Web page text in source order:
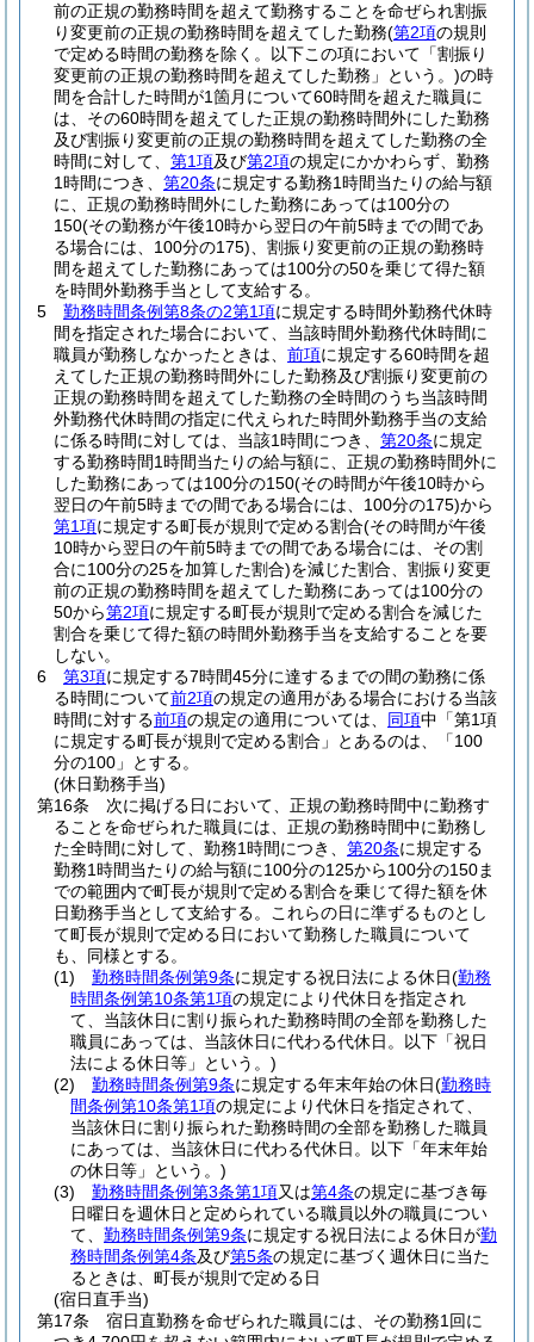
前の正規の勤務時間を超えて勤務することを命ぜられ割振
り変更前の正規の勤務時間を超えてした勤務(第2項の規則
で定める時間の勤務を除く。以下この項において「割振り
変更前の正規の勤務時間を超えてした勤務」という。)の時
間を合計した時間が1箇月について60時間を超えた職員に
は、その60時間を超えてした正規の勤務時間外にした勤務
及び割振り変更前の正規の勤務時間を超えてした勤務の全
時間に対して、 第1項及び第2項の規定にかかわらず、勤務
1時間につき、 第20条に規定する勤務1時間当たりの給与額
に、正規の勤務時間外にした勤務にあっては100分の
150(その勤務が午後10時から翌日の午前5時までの間であ
る場合には、100分の175) 、割振り変更前の正規の勤務時
間を超えてした勤務にあっては100分の50を乗じて得た額
を時間外勤務手当として支給する。
5
勤務時間条例第8条の2第1項に規定する時間外勤務代休時
間を指定された場合において、当該時間外勤務代休時間に
職員が勤務しなかったときは、 前項に規定する60時間を超
えてした正規の勤務時間外にした勤務及び割振り変更前の
正規の勤務時間を超えてした勤務の全時間のうち当該時間
外勤務代休時間の指定に代えられた時間外勤務手当の支給
に係る時間に対しては、当該1時間につき、 第20条に規定
する勤務時間1時間当たりの給与額に、正規の勤務時間外に
した勤務にあっては100分の150(その時間が午後10時から
翌日の午前5時までの間である場合には、100分の175)から
第1項に規定する町長が規則で定める割合(その時間が午後
10時から翌日の午前5時までの間である場合には、その割
合に100分の25を加算した割合)を減じた割合、割振り変更
前の正規の勤務時間を超えてした勤務にあっては100分の
50から第2項に規定する町長が規則で定める割合を減じた
割合を乗じて得た額の時間外勤務手当を支給することを要
しない。
6
第3項に規定する7時間45分に達するまでの間の勤務に係
る時間について前2項の規定の適用がある場合における当該
時間に対する前項の規定の適用については、 同項中「第1項
に規定する町長が規則で定める割合」とあるのは、「100
分の100」とする。
(休日勤務手当)
第16条
次に掲げる日において、正規の勤務時間中に勤務す
ることを命ぜられた職員には、正規の勤務時間中に勤務し
た全時間に対して、勤務1時間につき、 第20条に規定する
勤務1時間当たりの給与額に100分の125から100分の150ま
での範囲内で町長が規則で定める割合を乗じて得た額を休
日勤務手当として支給する。
これらの日に準ずるものとし
て町長が規則で定める日において勤務した職員について
も、同様とする。
(1)
勤務時間条例第9条に規定する祝日法による休日(勤務
時間条例第10条第1項の規定により代休日を指定され
て、当該休日に割り振られた勤務時間の全部を勤務した
職員にあっては、当該休日に代わる代休日。以下「祝日
法による休日等」という。)
(2)
勤務時間条例第9条に規定する年末年始の休日(勤務時
間条例第10条第1項の規定により代休日を指定されて、
当該休日に割り振られた勤務時間の全部を勤務した職員
にあっては、当該休日に代わる代休日。以下「年末年始
の休日等」という。)
(3)
勤務時間条例第3条第1項又は第4条の規定に基づき毎
日曜日を週休日と定められている職員以外の職員につい
て、 勤務時間条例第9条に規定する祝日法による休日が勤
務時間条例第4条及び第5条の規定に基づく週休日に当た
るときは、町長が規則で定める日
(宿日直手当)
第17条
宿日直勤務を命ぜられた職員には、その勤務1回に